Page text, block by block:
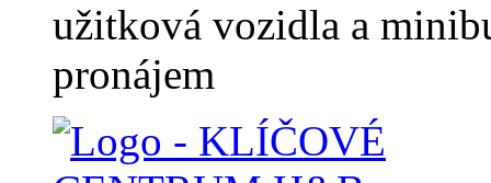
užitková vozidla a
pronájem